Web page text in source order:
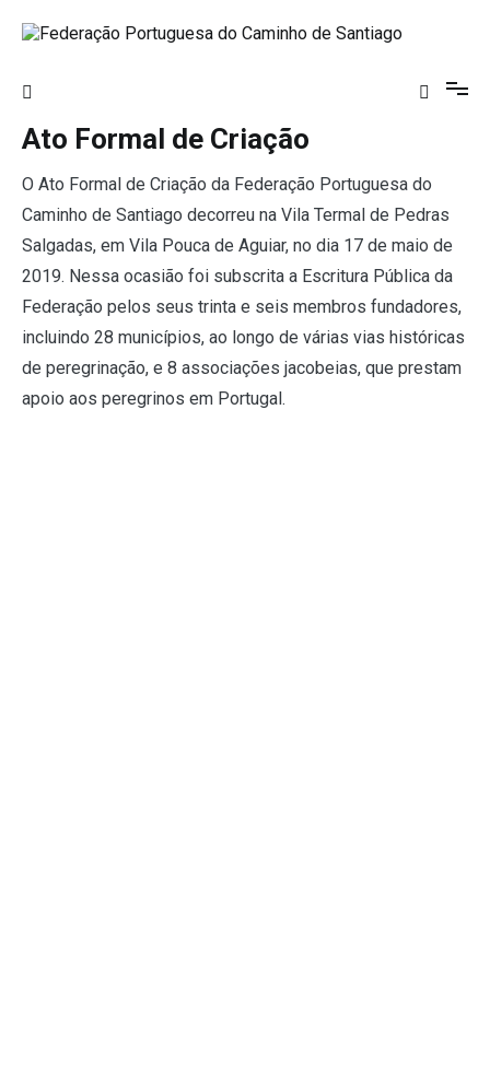
para
Santiago
Ato Formal de Criação
O Ato Formal de Criação da Federação Portuguesa do
Caminho de Santiago decorreu na Vila Termal de Pedras
Salgadas, em Vila Pouca de Aguiar, no dia 17 de maio de
2019. Nessa ocasião foi subscrita a Escritura Pública da
Federação pelos seus trinta e seis membros fundadores,
incluindo 28 municípios, ao longo de várias vias históricas
de peregrinação, e 8 associações jacobeias, que prestam
apoio aos peregrinos em Portugal.